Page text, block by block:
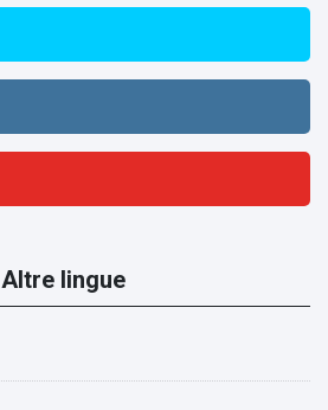
Altre lingue